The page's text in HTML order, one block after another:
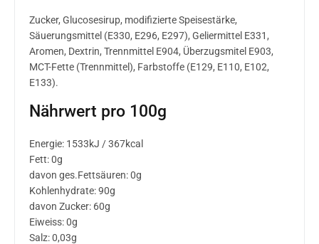
Zucker, Glucosesirup, modifizierte Speisestärke,
Säuerungsmittel (E330, E296, E297), Geliermittel E331,
Aromen, Dextrin, Trennmittel E904, Überzugsmitel E903,
MCT-Fette (Trennmittel), Farbstoffe (E129, E110, E102,
E133).
Nährwert pro 100g
Energie: 1533kJ / 367kcal
Fett: 0g
davon ges.Fettsäuren: 0g
Kohlenhydrate: 90g
davon Zucker: 60g
Eiweiss: 0g
Salz: 0,03g